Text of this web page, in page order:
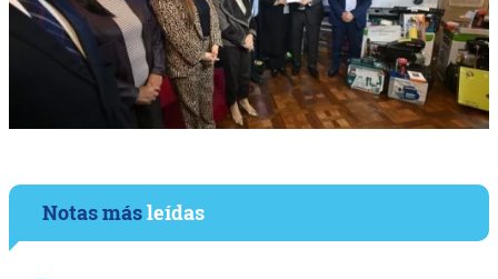
Notas másleídas